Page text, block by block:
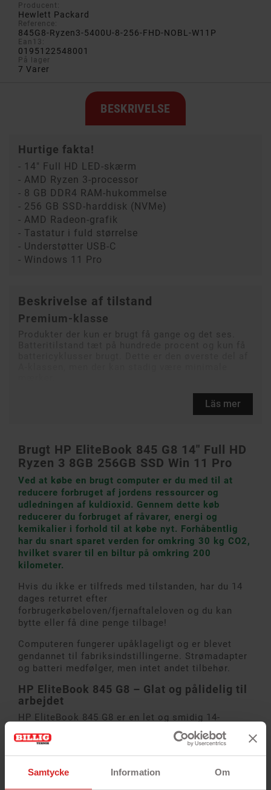
Samtycke Information Om
Producent:
Hewlett Packard
Reference:
845G8-Ryzen3-5400U-8-256-FHD-NOBL-W11P
Ean13:
0195122548001
På lager
7 Varer
BESKRIVELSE
Brugt HP EliteBook 845 G8 14" Full HD
Ryzen 3 8GB 256GB SSD Win 11 Pro
Ved at købe en brugt computer er du med til at
reducere forbruget af jordens ressourcer og
udledningen af ​​kuldioxid. Gennem dette køb
reducerer du forbruget af råvarer, energi og
kemikalier i forhold til at købe nyt. Forhåbentlig
har du snart sparet verden for omkring 30 kg CO2,
hvilket svarer til en biltur på omkring 200
kilometer.
Hvis du ikke er tilfreds med tilstanden, har du 14
dages returret efter
forbrugerkøbeloven/fjernaftaleloven og du kan
bytte eller få dine penge tilbage!
Computeren fungerer upåklageligt og er blevet
gendannet til fabriksindstillingerne. Strømadapter
og batteri medfølger, men intet andet tilbehør.
HP EliteBook 845 G8 – Glat og pålidelig til
arbejdet
HP EliteBook 845 G8 er en let og smidig 14-
tommer bærbar computer, der er designet til både
kontorarbejde og fjernarbejde. Den har en Full HD-
skærm, der giver et skarpt og klart billede, hvilket
arbejdssessioner. Det tynde og robuste design gør
Hurtige fakta!
- 14" Full HD LED-skærm
- AMD Ryzen 3-processor
- 8 GB DDR4 RAM-hukommelse
- 256 GB SSD-harddisk (NVMe)
- AMD Radeon-grafik
- Tastatur i fuld størrelse
- Understøtter USB-C
- Windows 11 Pro
Beskrivelse af tilstand
Premium-klasse
Produkter der kun er brugt få gange og det ses.
Läs mer